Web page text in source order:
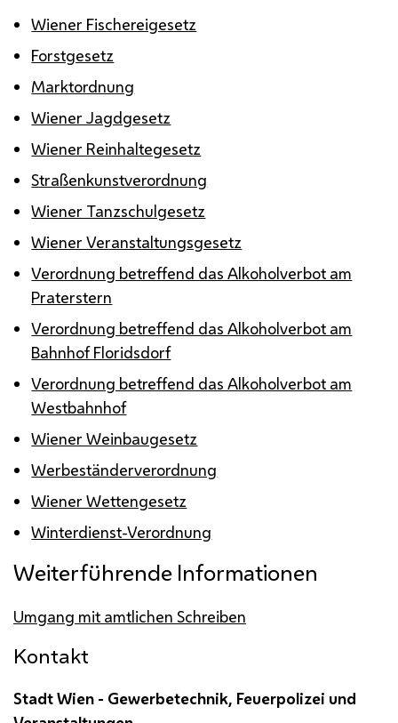
Wiener Fischereigesetz
Forstgesetz
Marktordnung
Wiener Jagdgesetz
Wiener Reinhaltegesetz
Straßenkunstverordnung
Wiener Tanzschulgesetz
Wiener Veranstaltungsgesetz
Verordnung betreffend das Alkoholverbot am
Praterstern
Verordnung betreffend das Alkoholverbot am
Bahnhof Floridsdorf
Verordnung betreffend das Alkoholverbot am
Westbahnhof
Wiener Weinbaugesetz
Werbeständerverordnung
Wiener Wettengesetz
Winterdienst-Verordnung
Weiterführende Informationen
Umgang mit amtlichen Schreiben
Kontakt
Stadt Wien - Gewerbetechnik, Feuerpolizei und